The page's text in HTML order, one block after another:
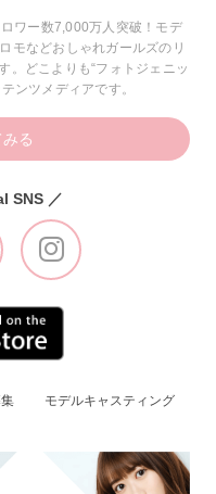
ワー数7,000万人突破！モデ
モなどおしゃれガールズのリ
。どこよりも“フォトジェニッ
ンツメディアです。
る
SNS ／
モデルキャスティング